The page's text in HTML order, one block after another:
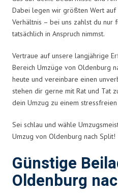
Dabei legen wir größten Wert auf
Verhältnis – bei uns zahlst du nur
tatsächlich in Anspruch nimmst.
Vertraue auf unsere langjährige
Bereich Umzüge von Oldenburg
heute und vereinbare einen
stehen dir gerne mit Rat und Tat
dein Umzug zu einem
Sei schlau und wähle
Umzug von Oldenburg nach Split!
Günstige
Oldenburg